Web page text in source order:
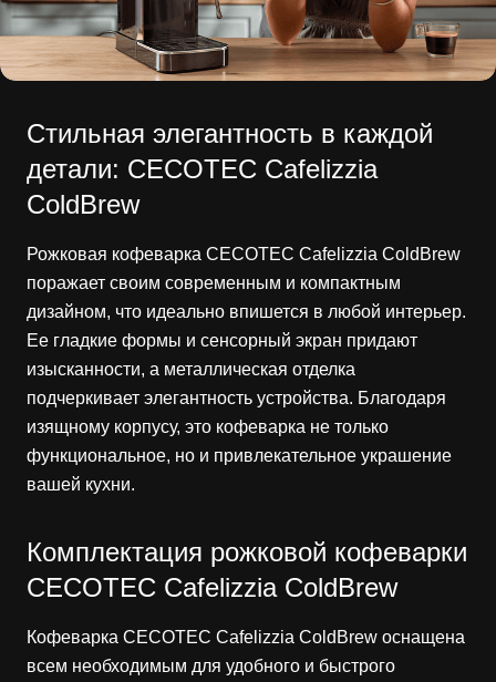
Стильная элегантность в каждой
детали: CECOTEC Cafelizzia
ColdBrew
Рожковая кофеварка CECOTEC Cafelizzia ColdBrew
поражает своим современным и компактным
дизайном, что идеально впишется в любой интерьер.
Ее гладкие формы и сенсорный экран придают
изысканности, а металлическая отделка
подчеркивает элегантность устройства. Благодаря
изящному корпусу, это кофеварка не только
функциональное, но и привлекательное украшение
вашей кухни.
Комплектация рожковой кофеварки
CECOTEC Cafelizzia ColdBrew
Кофеварка CECOTEC Cafelizzia ColdBrew оснащена
всем необходимым для удобного и быстрого